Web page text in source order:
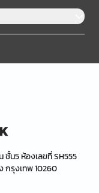
ชั้น5 ห้องเลขที่ SH555
กรุงเทพ 10260